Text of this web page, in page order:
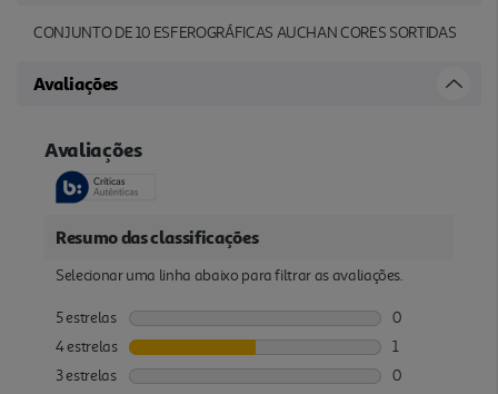
CONJUNTO DE 10 ESFEROGRÁFICAS AUCHAN CORES SORTIDAS
Avaliações